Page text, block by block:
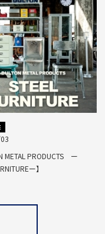
METAL PRODUCTS ー
ー】